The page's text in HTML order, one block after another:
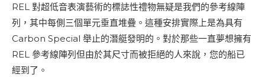
REL 對超低音表演藝術的標誌性禮物無疑是我們的參考線陣
列，其中每側三個單元垂直堆疊。這種安排實際上是為具有
Carbon Special 舉止的潛艇發明的。對於那些一直夢想擁有
REL 參考線陣列但由於其尺寸而被拒絕的人來說，您的船已
經到了。